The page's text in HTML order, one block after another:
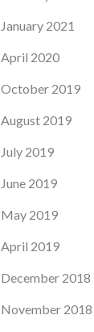
January 2021
April 2020
October 2019
August 2019
July 2019
June 2019
May 2019
April 2019
December 2018
November 2018